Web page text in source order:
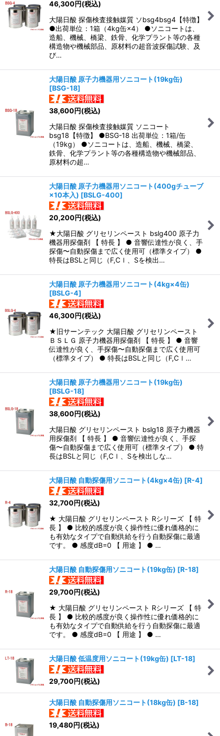
46,300円(税込)
大陽日酸 探傷検査接触媒質 ソbsg4bsg4【特徴】
●出荷単位：1箱（4kg缶×4） ●ソニコートは、
造船、機械、橋梁、鉄骨、化学プラント等の各種
構造物や機械部品、原材料の超音波探傷試験、及
び…
大陽日酸 原子力機器用ソニコート(19kg缶)
[BSG-18]
38,600円(税込)
大陽日酸 探傷検査接触媒質 ソニコート
bsg18【特徴】 ●BSG-18 出荷単位：1箱/缶
（19kg） ●ソニコートは、造船、機械、橋梁、
鉄骨、化学プラント等の各種構造物や機械部品、
原材料の超…
大陽日酸 原子力機器用ソニコート(400gチューブ
×10本入) [BSLG-400]
20,200円(税込)
★大陽日酸 グリセリンペースト bslg400 原子力
機器用探傷剤 【 特長 】 ● 音響伝達性が良く、手
探傷〜自動探傷まで広く使用可（標準タイプ） ●
特長はBSLと同じ（F,Cｌ、Sを検出…
大陽日酸 原子力機器用ソニコート(4kg×4缶)
[BSLG-4]
46,300円(税込)
★旧サーンテック 大陽日酸 グリセリンペースト
ＢＳＬＧ 原子力機器用探傷剤 【 特長 】 ● 音響
伝達性が良く、手探傷〜自動探傷まで広く使用可
（標準タイプ） ● 特長はBSLと同じ（F,Cｌ…
大陽日酸 原子力機器用ソニコート(19kg缶)
[BSLG-18]
38,600円(税込)
大陽日酸 グリセリンペースト bslg18 原子力機器
用探傷剤 【 特長 】 ● 音響伝達性が良く、手探
傷〜自動探傷まで広く使用可（標準タイプ） ● 特
長はBSLと同じ（F,Cｌ、Sを検出しな…
大陽日酸 自動探傷用ソニコート(4kg×4缶) [R-4]
32,700円(税込)
★ 大陽日酸 グリセリンペースト Rシリーズ 【 特
長 】 ● 比較的感度が良く操作性に優れ価格的に
も有効なタイプで自動供給を行う自動探傷に最適
です。 ● 感度dB=0 【 用途 】 ● …
大陽日酸 自動探傷用ソニコート(19kg缶) [R-18]
29,700円(税込)
★ 大陽日酸 グリセリンペースト Rシリーズ 【 特
長 】 ● 比較的感度が良く操作性に優れ価格的に
も有効なタイプで自動供給を行う自動探傷に最適
です。 ● 感度dB=0 【 用途 】 ● …
大陽日酸 低温度用ソニコート(19kg缶) [LT-18]
29,700円(税込)
大陽日酸 自動探傷用ソニコート(18kg缶) [B-18]
19,480円(税込)